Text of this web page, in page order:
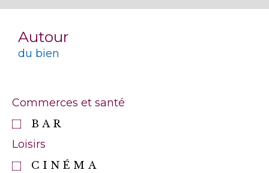
Autour
du bien
Commerces et santé
BAR
Loisirs
CINÉMA